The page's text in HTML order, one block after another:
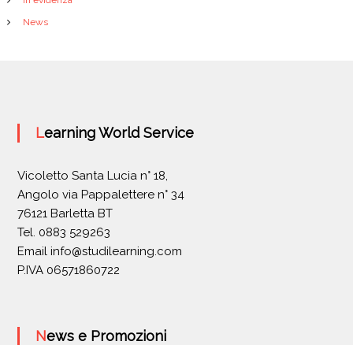
News
Learning World Service
Vicoletto Santa Lucia n° 18,
Angolo via Pappalettere n° 34
76121 Barletta BT
Tel. 0883 529263
Email info@studilearning.com
P.IVA 06571860722
News e Promozioni